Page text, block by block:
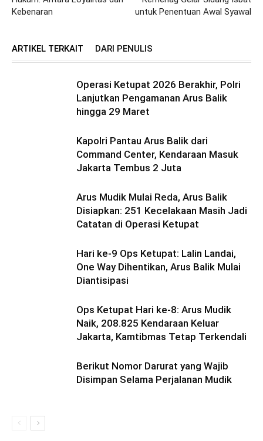
Kebenaran
untuk Penentuan Awal Syawal
ARTIKEL TERKAIT DARI PENULIS
Operasi Ketupat 2026 Berakhir, Polri
Lanjutkan Pengamanan Arus Balik
hingga 29 Maret
Kapolri Pantau Arus Balik dari
Command Center, Kendaraan Masuk
Jakarta Tembus 2 Juta
Arus Mudik Mulai Reda, Arus Balik
Disiapkan: 251 Kecelakaan Masih Jadi
Catatan di Operasi Ketupat
Hari ke-9 Ops Ketupat: Lalin Landai,
One Way Dihentikan, Arus Balik Mulai
Diantisipasi
Ops Ketupat Hari ke-8: Arus Mudik
Naik, 208.825 Kendaraan Keluar
Jakarta, Kamtibmas Tetap Terkendali
Berikut Nomor Darurat yang Wajib
Disimpan Selama Perjalanan Mudik